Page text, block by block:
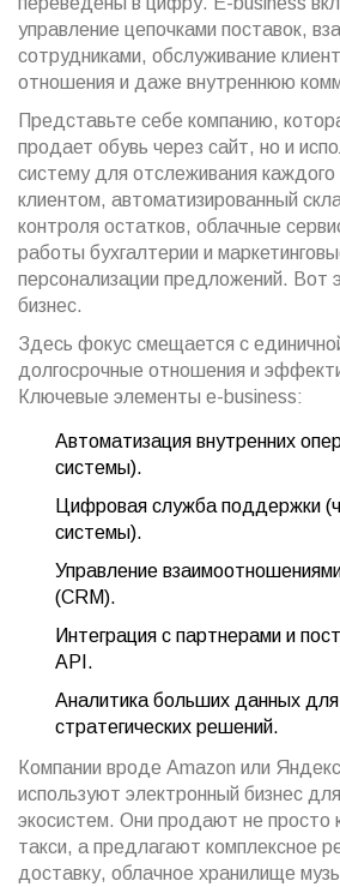
управление цепочками поставок,
сотрудниками, обслуживание
отношения и даже внутреннюю
Представьте себе компанию,
продает обувь через сайт, но и
систему для отслеживания каждого
клиентом, автоматизированный
контроля остатков, облачные
работы бухгалтерии и
персонализации предложений. Вот
бизнес.
Здесь фокус смещается с
долгосрочные отношения и
Ключевые элементы e-business:
Автоматизация внутренних
системы).
Цифровая служба поддержки
системы).
Управление
(CRM).
Интеграция с партнерами и
API.
Аналитика больших данных для
стратегических решений.
Компании вроде Amazon или
используют электронный бизнес
экосистем. Они продают не просто
такси, а предлагают комплексное
доставку, облачное хранилище